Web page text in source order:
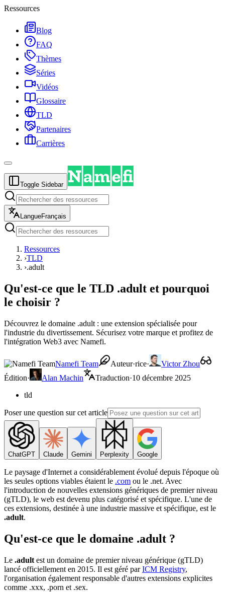
Ressources
Blog
FAQ
Thèmes
Séries
Vidéos
Glossaire
TLD
Partenaires
Carrières
Toggle Sidebar
LangueFrançais
Ressources
›TLD
›.adult
Qu'est-ce que le TLD .adult et pourquoi
le choisir ?
Découvrez le domaine .adult : une extension spécialisée pour
l'industrie du divertissement. Sécurisez votre marque et profitez de
l'intégration Web3 avec Namefi.
Namefi Team Auteur·rice·
Victor Zhou
Édition· Alan Machin Traduction·10 décembre 2025
tld
Poser une question sur cet article
ChatGPT Claude Gemini Perplexity Google
Le paysage d'Internet a considérablement évolué depuis l'époque où
les seules options viables étaient le .com ou le .net. Avec
l'introduction de nouvelles extensions génériques de premier niveau
(gTLD), le web est devenu plus catégorisé et spécifique. L'une de
ces extensions, destinée à une industrie massive et spécifique, est le
.adult.
Qu'est-ce que le domaine .adult ?
Le .adult est un domaine de premier niveau générique (gTLD)
lancé officiellement en 2015. Il est géré parICM Registry,
l'organisation également responsable d'autres extensions explicites
comme .xxx, .porn et .sex.